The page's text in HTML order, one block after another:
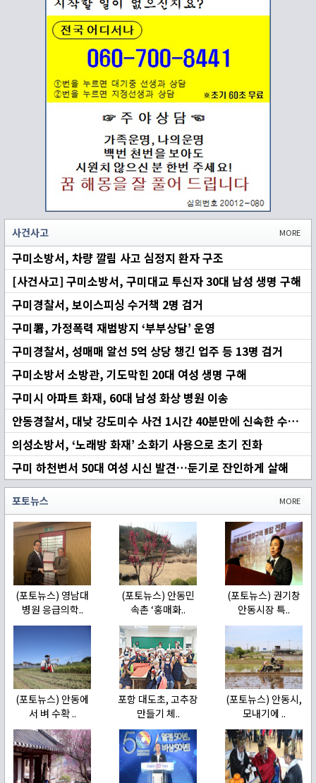
MORE
사건사고
구미소방서, 차량 깔림 사고 심정지 환자 구조
[사건사고] 구미소방서, 구미대교 투신자 30대 남성 생명 구해
구미경찰서, 보이스피싱 수거책 2명 검거
구미署, 가정폭력 재범방지 ‘부부상담’ 운영
구미경찰서, 성매매 알선 5억 상당 챙긴 업주 등 13명 검거
구미소방서 소방관, 기도막힌 20대 여성 생명 구해
구미시 아파트 화재, 60대 남성 화상 병원 이송
안동경찰서, 대낮 강도미수 사건 1시간 40분만에 신속한 수사로 조기 검거
의성소방서, ‘노래방 화재’ 소화기 사용으로 초기 진화
구미 하천변서 50대 여성 시신 발견…둔기로 잔인하게 살해
MORE
포토뉴스
(포토뉴스) 영남대
병원 응급의학..
(포토뉴스) 안동민
속촌 ‘홍매화..
(포토뉴스) 권기창
안동시장 특..
(포토뉴스) 안동에
서 벼 수확 ..
포항 대도초, 고추장
만들기 체..
(포토뉴스) 안동시,
모내기에 ..